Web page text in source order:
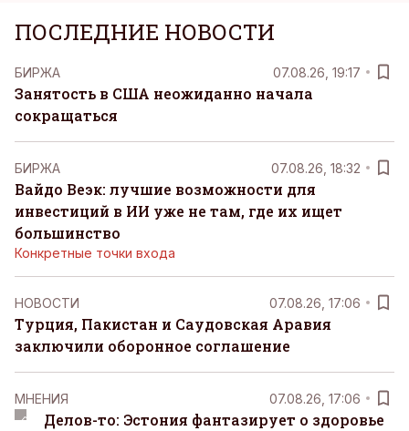
ПОСЛЕДНИЕ НОВОСТИ
БИРЖА 07.08.26, 19:17
Занятость в США неожиданно начала
сокращаться
БИРЖА 07.08.26, 18:32
Вайдо Веэк: лучшие возможности для
инвестиций в ИИ уже не там, где их ищет
большинство
Конкретные точки входа
НОВОСТИ 07.08.26, 17:06
Турция, Пакистан и Саудовская Аравия
заключили оборонное соглашение
MНЕНИЯ 07.08.26, 17:06
Делов-то: Эстония фантазирует о здоровье